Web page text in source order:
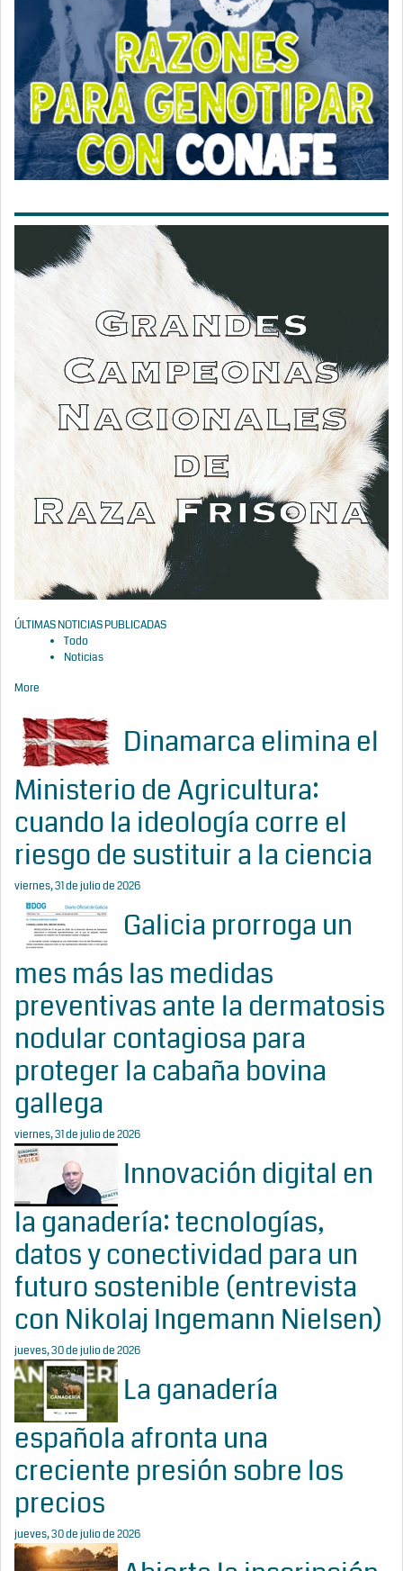
ÚLTIMAS NOTICIAS PUBLICADAS
Todo
Noticias
More
Dinamarca elimina el
Ministerio de Agricultura:
cuando la ideología corre el
riesgo de sustituir a la ciencia
viernes, 31 de julio de 2026
Galicia prorroga un
mes más las medidas
preventivas ante la dermatosis
nodular contagiosa para
proteger la cabaña bovina
gallega
viernes, 31 de julio de 2026
Innovación digital en
la ganadería: tecnologías,
datos y conectividad para un
futuro sostenible (entrevista
con Nikolaj Ingemann Nielsen)
jueves, 30 de julio de 2026
La ganadería
española afronta una
creciente presión sobre los
precios
jueves, 30 de julio de 2026